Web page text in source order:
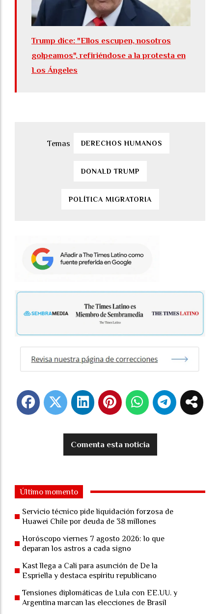
Trump dice: "Ellos escupen, nosotros
golpeamos", refiriéndose a la protesta en
Los Ángeles
DERECHOS HUMANOS
DONALD TRUMP
POLÍTICA MIGRATORIA
Comenta esta noticia
Último momento
Servicio técnico pide liquidación forzosa de
Huawei Chile por deuda de 38 millones
Horóscopo viernes 7 agosto 2026: lo que
deparan los astros a cada signo
Kast llega a Cali para asunción de De la
Espriella y destaca espíritu republicano
Tensiones diplomáticas de Lula con EE.UU. y
Argentina marcan las elecciones de Brasil